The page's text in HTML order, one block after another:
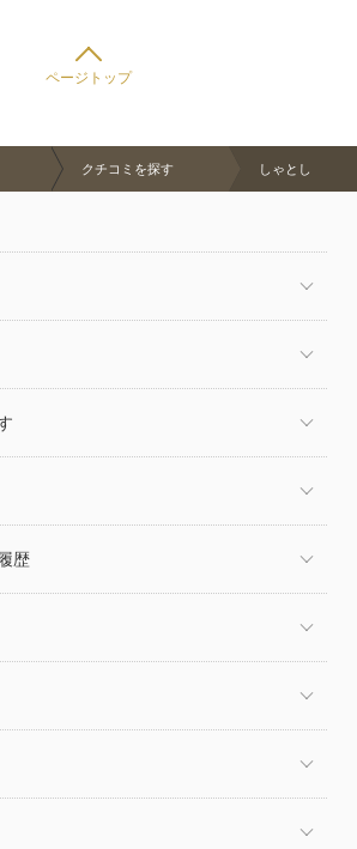
ページトップ
クチコミを探す しゃとし
歴